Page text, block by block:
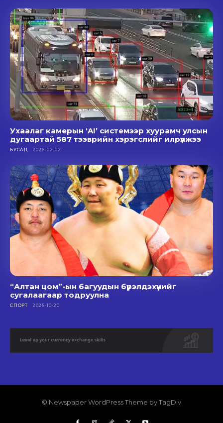
Ухаалаг камерын ‘AI’ системээр хуурамч улсын
дугаартай 587 тээврийн хэрэгслийг илрүүлжээ
БУСАД 2026-02-02
“Алтан цом”-ын багуудын бүрэлдэхүүнийг
сугалаагаар тодруулна
СПОРТ 2025-10-20
© Newspaper WordPress Theme by TagDiv